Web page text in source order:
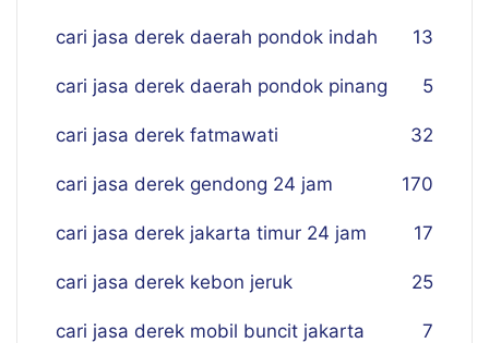
cari jasa derek daerah pondok indah 13
cari jasa derek daerah pondok pinang 5
cari jasa derek fatmawati 32
cari jasa derek gendong 24 jam 170
cari jasa derek jakarta timur 24 jam 17
cari jasa derek kebon jeruk 25
cari jasa derek mobil buncit jakarta 7